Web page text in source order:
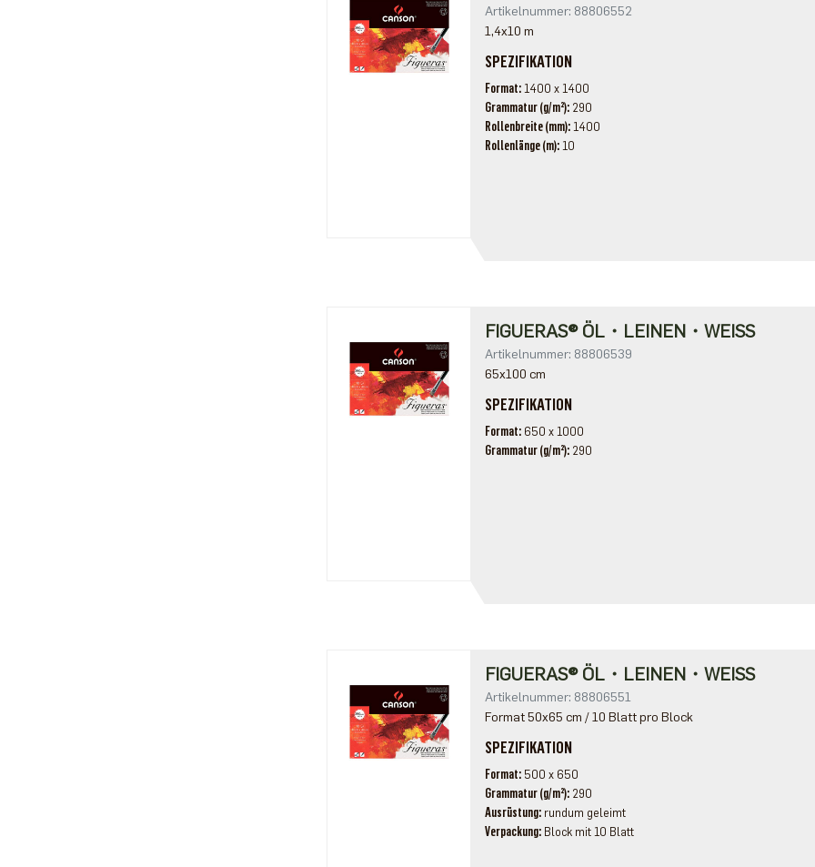
Artikelnummer: 88806552
1,4x10 m
SPEZIFIKATION
Format 1400 x 1400
Grammatur (g/m²) 290
Rollenbreite (mm) 1400
Rollenlänge (m) 10
FIGUERAS® ÖL・LEINEN・WEISS
Artikelnummer: 88806539
65x100 cm
SPEZIFIKATION
Format 650 x 1000
Grammatur (g/m²) 290
FIGUERAS® ÖL・LEINEN・WEISS
Artikelnummer: 88806551
Format 50x65 cm / 10 Blatt pro Block
SPEZIFIKATION
Format 500 x 650
Grammatur (g/m²) 290
Ausrüstung rundum geleimt
Verpackung Block mit 10 Blatt